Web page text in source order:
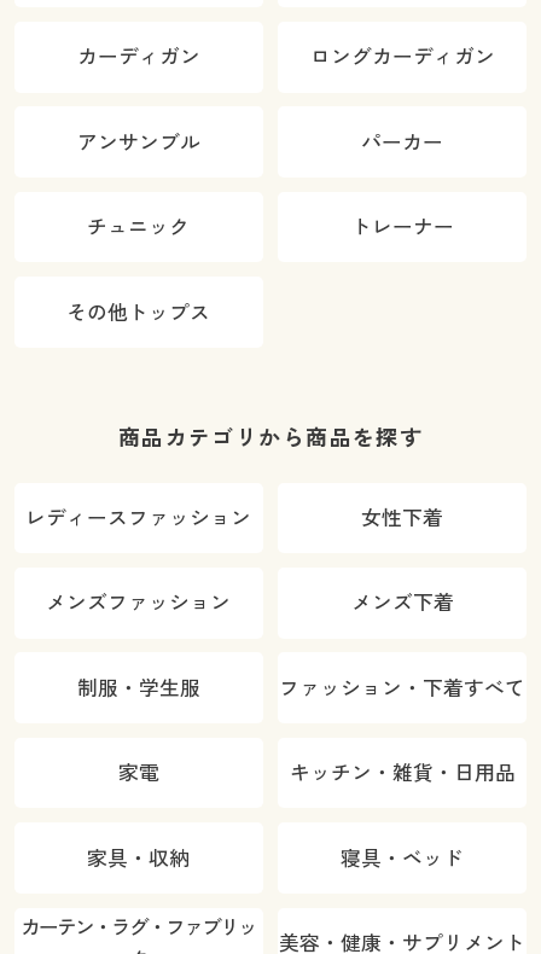
カーディガン ロングカーディガン
アンサンブル パーカー
チュニック トレーナー
その他トップス
商品カテゴリから商品を探す
レディースファッション 女性下着
メンズファッション メンズ下着
制服・学生服 ファッション・下着すべて
家電 キッチン・雑貨・日用品
家具・収納 寝具・ベッド
カーテン・ラグ・ファブリッ
美容・健康・サプリメント